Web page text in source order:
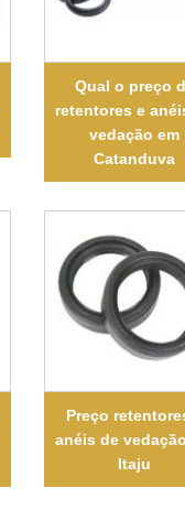
Qual o preço
retentores e
vedação em
Catanduva
Preço
anéis de
Itaju